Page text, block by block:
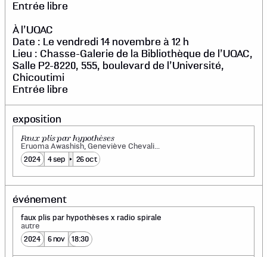
Entrée libre
À l’UQAC
Date : Le vendredi 14 novembre à 12 h
Lieu : Chasse-Galerie de la Bibliothèque de l’UQAC,
Salle P2-8220, 555, boulevard de l’Université,
Chicoutimi
Entrée libre
exposition
2024 4 sep 26 oct
Faux plis par hypothèses
Eruoma Awashish, Geneviève Chevalier,
Club de prospection figurée, Anna Binta
Diallo, Caroline Fillion, Maryse Goudreau,
Sophie Jodoin, Emmanuelle Léonard,
Mélanie Myers, Kosisochukwu Nnebe,
événement
2024 6 nov 18:30
faux plis par hypothèses x radio spirale
autre